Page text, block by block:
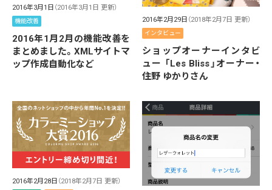
2016年3月1日 （2016年3月1日 更新）
機能改善
2016年1月2月の機能改善を
まとめました。XMLサイトマ
ップ作成自動化など
2016年2月29日 （2018年2月7日 更新）
インタビュー
ショップオーナーインタビ
ュー 「Les Bliss」オーナー・
住野 ゆかりさん
2016年2月28日 （2018年2月7日 更新）